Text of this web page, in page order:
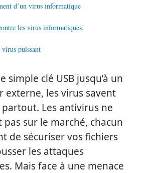
d’un virus informatique
les virus informatiques.
puissant
simple clé USB jusqu’à un
externe, les virus savent
Les antivirus ne
sur le marché, chacun
de sécuriser vos fichiers
les attaques
Mais face à une menace